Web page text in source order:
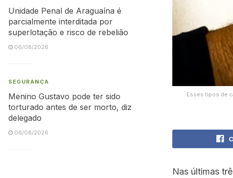
Esses tipos de
Nas últimas
Unidade Penal de Araguaína é
parcialmente interditada por
superlotação e risco de rebelião
06/08/2026
SEGURANÇA
Menino Gustavo pode ter sido
torturado antes de ser morto, diz
delegado
06/08/2026